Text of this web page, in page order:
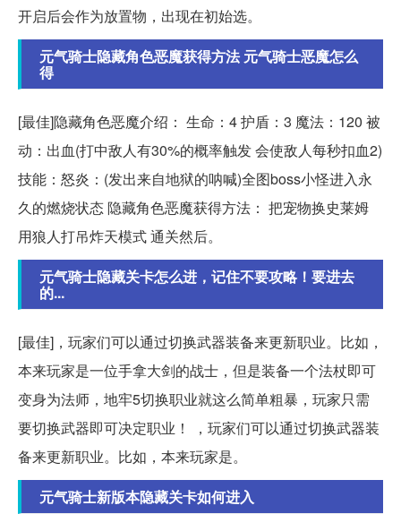
开启后会作为放置物，出现在初始选。
元气骑士隐藏角色恶魔获得方法 元气骑士恶魔怎么
得
[最佳]隐藏角色恶魔介绍： 生命：4 护盾：3 魔法：120 被
动：出血(打中敌人有30%的概率触发 会使敌人每秒扣血2)
技能：怒炎：(发出来自地狱的呐喊)全图boss小怪进入永
久的燃烧状态 隐藏角色恶魔获得方法： 把宠物换史莱姆
用狼人打吊炸天模式 通关然后。
元气骑士隐藏关卡怎么进，记住不要攻略！要进去
的...
[最佳]，玩家们可以通过切换武器装备来更新职业。比如，
本来玩家是一位手拿大剑的战士，但是装备一个法杖即可
变身为法师，地牢5切换职业就这么简单粗暴，玩家只需
要切换武器即可决定职业！ ，玩家们可以通过切换武器装
备来更新职业。比如，本来玩家是。
元气骑士新版本隐藏关卡如何进入